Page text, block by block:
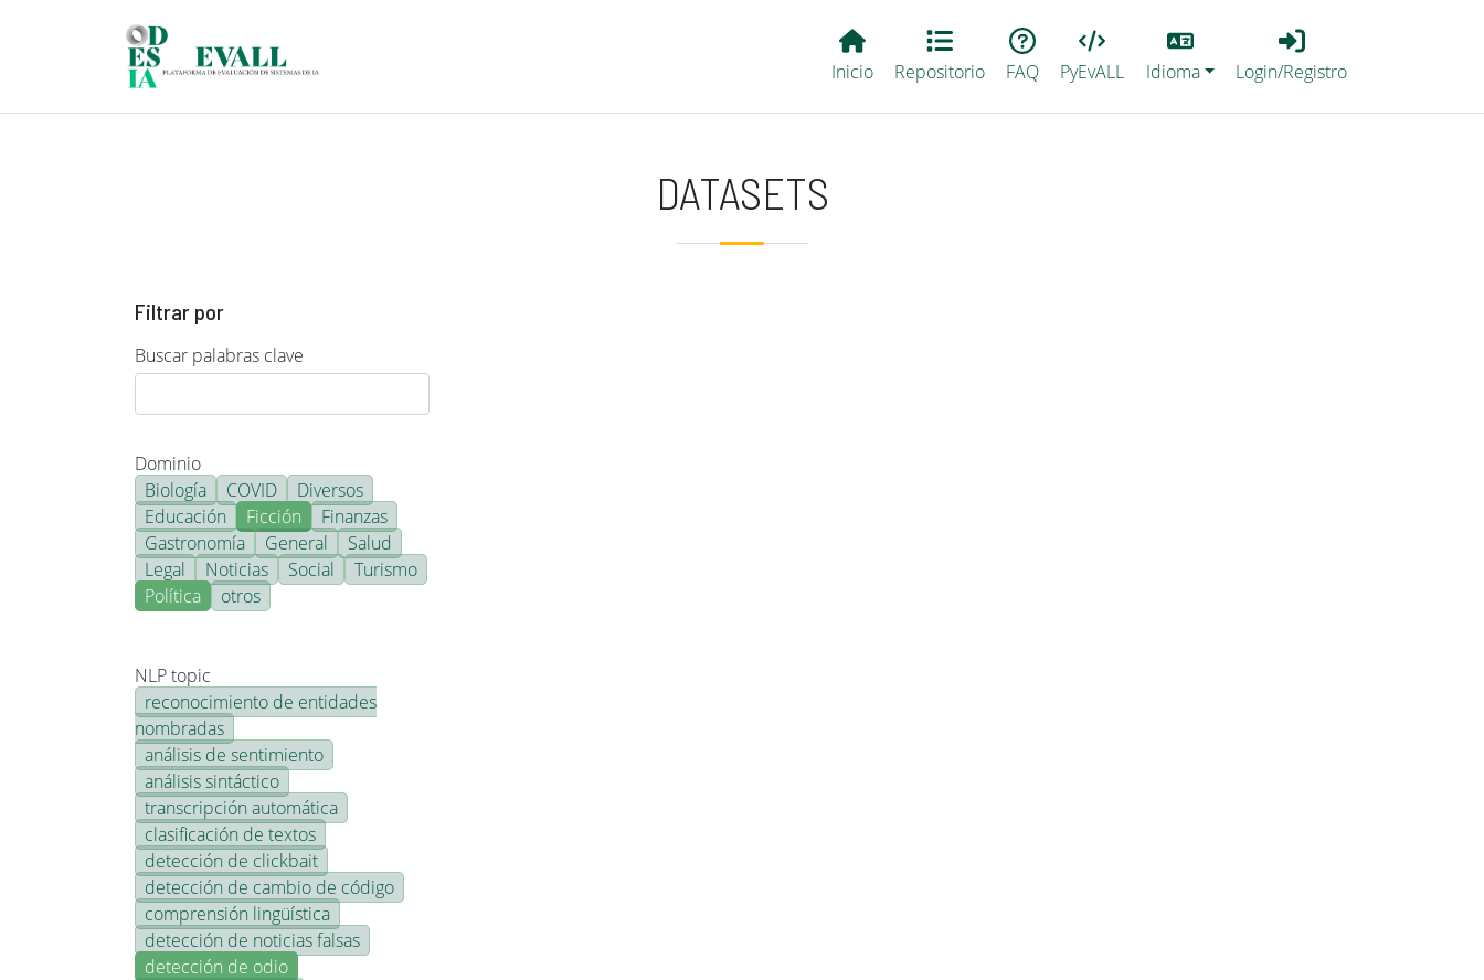
Main EvALL
Inicio Repositorio FAQ PyEvALL
Lang
Idioma
Login_Registro
Login/Registro
DATASETS
Filtrar por
Buscar palabras clave
Dominio
Biología
COVID
Diversos
Educación
Ficción
Finanzas
Gastronomía
General
Salud
Legal
Noticias Social
Turismo
Política
otros
NLP topic
reconocimiento de entidades
nombradas
análisis de sentimiento
análisis sintáctico
transcripción automática
clasificación de textos
detección de clickbait
detección de cambio de código
comprensión lingüística
detección de noticias falsas
detección de odio